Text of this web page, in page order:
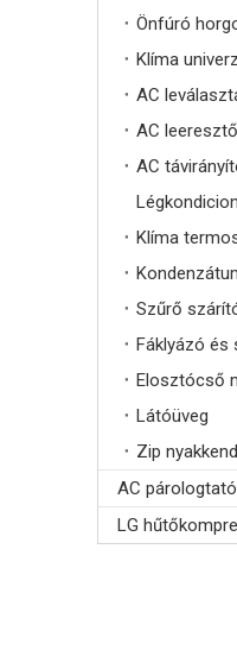
Önfúró
Klíma
AC
AC
AC
Klíma
Szűrő
Elosztócső
Látóüveg
Zip
AC párologtató
LG